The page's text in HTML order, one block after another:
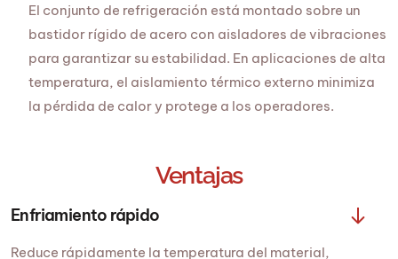
El conjunto de refrigeración está montado sobre un
bastidor rígido de acero con aisladores de vibraciones
para garantizar su estabilidad. En aplicaciones de alta
temperatura, el aislamiento térmico externo minimiza
la pérdida de calor y protege a los operadores.
Ventajas
Enfriamiento rápido
Reduce rápidamente la temperatura del material,